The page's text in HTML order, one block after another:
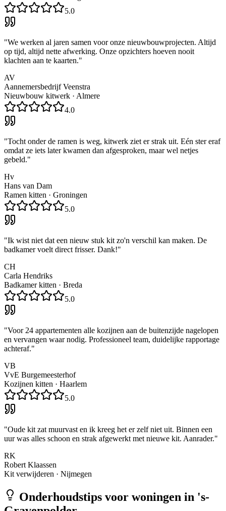
5.0
"We werken al jaren samen voor onze nieuwbouwprojecten. Altijd
op tijd, altijd nette afwerking. Onze opzichters hoeven nooit
klachten aan te kaarten."
AV
Aannemersbedrijf Veenstra
Nieuwbouw kitwerk · Almere
4.0
"Tocht onder de ramen is weg, kitwerk ziet er strak uit. Eén ster eraf
omdat ze iets later kwamen dan afgesproken, maar wel netjes
gebeld."
Hv
Hans van Dam
Ramen kitten · Groningen
5.0
"Ik wist niet dat een nieuw stuk kit zo'n verschil kan maken. De
badkamer voelt direct frisser. Dank!"
CH
Carla Hendriks
Badkamer kitten · Breda
5.0
"Voor 24 appartementen alle kozijnen aan de buitenzijde nagelopen
en vervangen waar nodig. Professioneel team, duidelijke rapportage
achteraf."
VB
VvE Burgemeesterhof
Kozijnen kitten · Haarlem
5.0
"Oude kit zat muurvast en ik kreeg het er zelf niet uit. Binnen een
uur was alles schoon en strak afgewerkt met nieuwe kit. Aanrader."
RK
Robert Klaassen
Kit verwijderen · Nijmegen
Onderhoudstips voor woningen in 's-